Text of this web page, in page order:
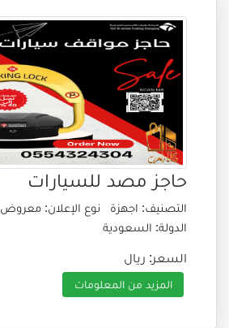
حاجز مصد للسيارات
التصنيف: اجهزة
نوع الإعلان: معروض
الدولة: السعودية
السعر: ريال
المزيد من المعلومات